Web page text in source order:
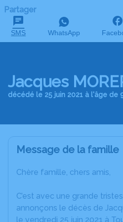
Partager
SMS WhatsApp
Jacques
décédé le 25 juin 2021 à l'âge de
Message de la famille
Chère famille, chers amis,
C’est avec une grande
annonçons le décès de
le vendredi 25 juin 2021 à